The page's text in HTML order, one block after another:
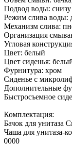
Подвод воды: снизу
Режим слива воды:
Механизм слива:
Организация
Угловая
Цвет: белый
Цвет сиденья:
Фурнитура: хром
Сиденье с
Дополнительные
Быстросъемное
Комплектация:
Бачок для унитаза
Чаша для унитаза-
0000